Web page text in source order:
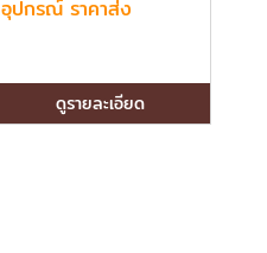
อุปกรณ์ ราคาส่ง
ดูรายละเอียด